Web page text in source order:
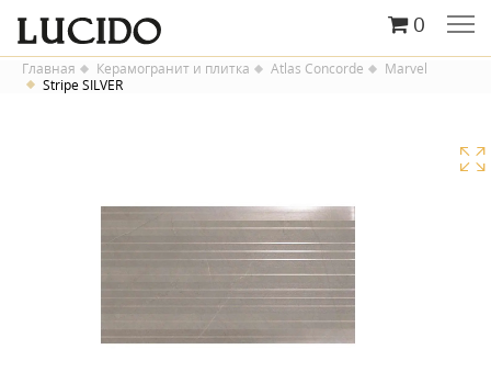
0
Главная Керамогранит и плитка Atlas Concorde
Marvel
Stripe SILVER